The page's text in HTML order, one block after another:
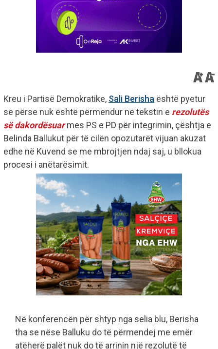
Kreu i Partisë Demokratike, Sali Berisha është pyetur
se përse nuk është përmendur në tekstin e rezolutës
së dakordësuarmes PS e PD për integrimin, çështja e
Belinda Ballukut për të cilën opozutarët vijuan akuzat
edhe në Kuvend se me mbrojtjen ndaj saj, u bllokua
procesi i anëtarësimit.
Në konferencën për shtyp nga selia blu, Berisha
tha se nëse Balluku do të përmendej me emër
atëherë palët nuk do të arrinin një rezolutë të